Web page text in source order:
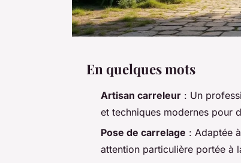
En quelques mots
Artisan carreleur : Un
et techniques modernes pour
Pose de carrelage : Adaptée
attention particulière portée à